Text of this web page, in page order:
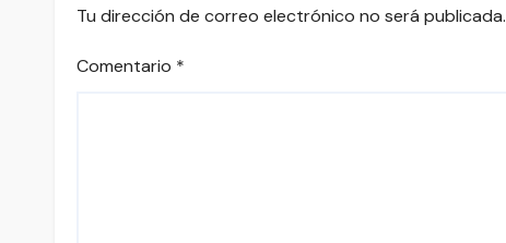
Tu dirección de correo electrónico no será publicada.
Comentario *